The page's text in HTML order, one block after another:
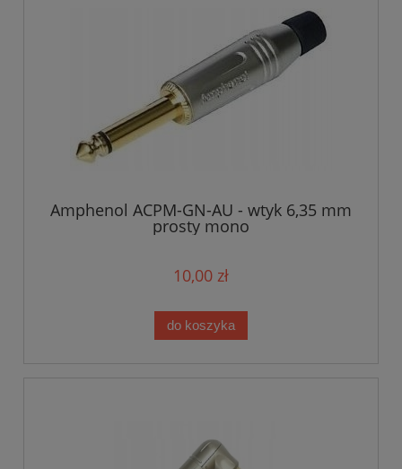
Amphenol ACPM-GN-AU - wtyk 6,35 mm
prosty mono
10,00 zł
do koszyka